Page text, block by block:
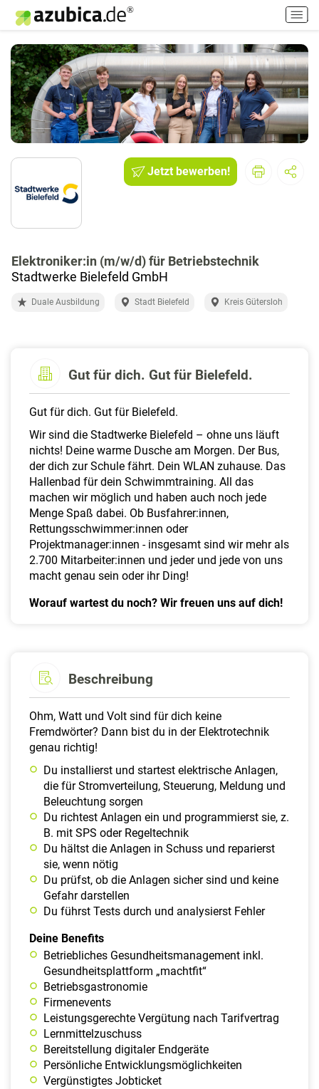
H
a
u
p
t
m
e
n
ü
i
Jetzt bewerben!
Elektroniker:in (m/w/d) für Betriebstechnik
Stadtwerke Bielefeld GmbH
Duale Ausbildung Stadt Bielefeld Kreis Gütersloh
Gut für dich. Gut für Bielefeld.
Gut für dich. Gut für Bielefeld.
Wir sind die Stadtwerke Bielefeld – ohne uns läuft
nichts! Deine warme Dusche am Morgen. Der Bus,
der dich zur Schule fährt. Dein WLAN zuhause. Das
Hallenbad für dein Schwimmtraining. All das
machen wir möglich und haben auch noch jede
Menge Spaß dabei. Ob Busfahrer:innen,
Rettungsschwimmer:innen oder
Projektmanager:innen - insgesamt sind wir mehr als
2.700 Mitarbeiter:innen und jeder und jede von uns
macht genau sein oder ihr Ding!
Worauf wartest du noch? Wir freuen uns auf dich!
Beschreibung
Ohm, Watt und Volt sind für dich keine
Fremdwörter? Dann bist du in der Elektrotechnik
genau richtig!
Du installierst und startest elektrische Anlagen,
die für Stromverteilung, Steuerung, Meldung und
Beleuchtung sorgen
Du richtest Anlagen ein und programmierst sie, z.
B. mit SPS oder Regeltechnik
Du hältst die Anlagen in Schuss und reparierst
sie, wenn nötig
Du prüfst, ob die Anlagen sicher sind und keine
Gefahr darstellen
Du führst Tests durch und analysierst Fehler
Deine Benefits
Betriebliches Gesundheitsmanagement inkl.
Gesundheitsplattform „machtfit“
Betriebsgastronomie
Firmenevents
Leistungsgerechte Vergütung nach Tarifvertrag
Lernmittelzuschuss
Bereitstellung digitaler Endgeräte
Persönliche Entwicklungsmöglichkeiten
Vergünstigtes Jobticket